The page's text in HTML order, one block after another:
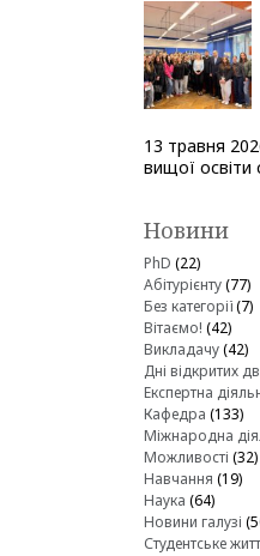
13 травня
вищої освіти
Новини
PhD (22)
Абітурієнту(77)
Без категорії(7)
Вітаємо! (42)
Викладачу(42)
Дні відкритих
Експертна
Кафедра (133)
Міжнародна
Можливості (32)
Навчання (19)
Наука (64)
Новини галузі
Студентське